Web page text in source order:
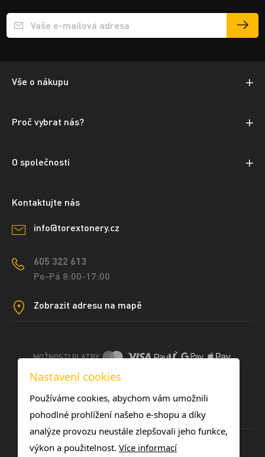
Přihlášení e-mailu k odběru
Vše o nákupu
Proč vybrat nás?
O společnosti
Kontaktujte nás
info@torextonery.cz
605 322 613
Po-Pá 8:00-17:00
Zobrazit adresu na mapě
MOŽNOSTI PLATBY
DOPRAVNÍ METODY
Nastavení cookies
Používáme cookies, abychom vám umožnili
pohodlné prohlížení našeho e-shopu a díky
analýze provozu neustále zlepšovali jeho funkce,
výkon a použitelnost. Více informací